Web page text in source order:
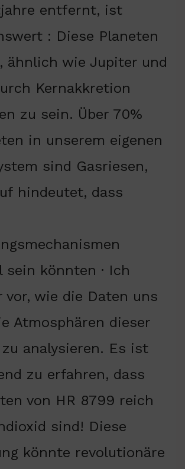
entfernt, ist
: Diese Planeten
ähnlich wie Jupiter und
Kernakkretion
zu sein. Über 70%
in unserem eigenen
sind Gasriesen,
hindeutet, dass
sein könnten · Ich
vor, wie die Daten uns
Atmosphären dieser
analysieren. Es ist
zu erfahren, dass
von HR 8799 reich
sind! Diese
könnte revolutionäre